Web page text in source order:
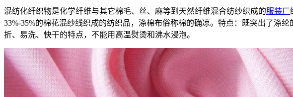
混纺化纤织物是化学纤维与其它棉毛、丝、麻等到天然纤维混合纺纱织成的服装厂
33%-35%的棉花混纱线织成的纺织品，涤棉布俗称棉的确凉。特点：既突出了涤
折、易洗、快干的特点，不能用高温熨烫和沸水浸泡。